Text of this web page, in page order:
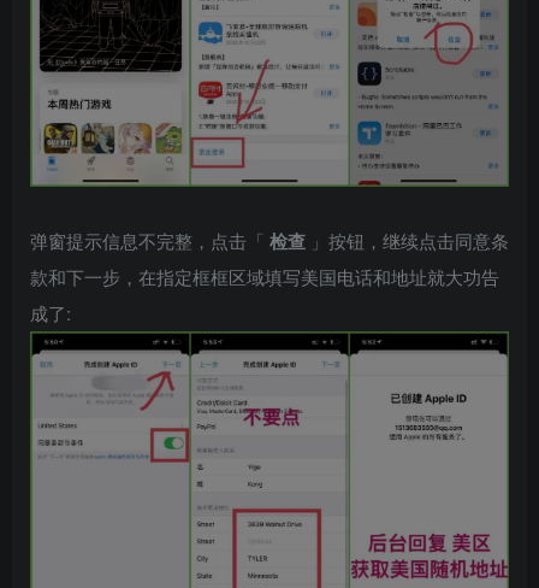
弹窗提示信息不完整，点击「 检查 」按钮，继续点击同意条
款和下一步，在指定框框区域填写美国电话和地址就大功告
成了: